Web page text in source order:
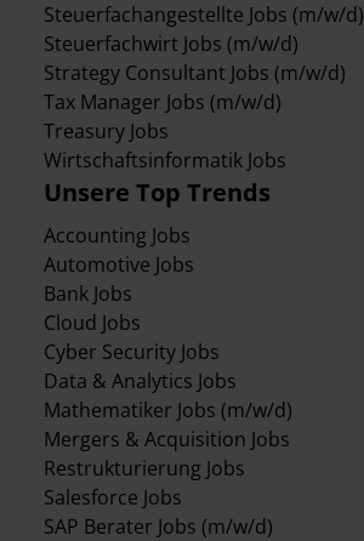
Unsere Top Trends
Accounting Jobs
Automotive Jobs
Bank Jobs
Cloud Jobs
Cyber Security Jobs
Data & Analytics Jobs
Mathematiker Jobs (m/w/d)
Mergers & Acquisition Jobs
Restrukturierung Jobs
Salesforce Jobs
SAP Berater Jobs (m/w/d)
Steuerfachangestellte Jobs (m/w/d)
Steuerfachwirt Jobs (m/w/d)
Strategy Consultant Jobs (m/w/d)
Tax Manager Jobs (m/w/d)
Treasury Jobs
Wirtschaftsinformatik Jobs